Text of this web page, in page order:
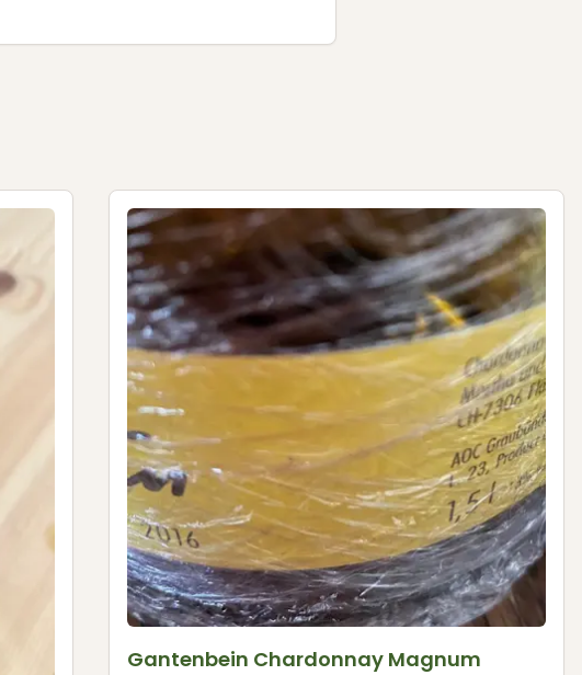
Gantenbein Chardonnay Magnum